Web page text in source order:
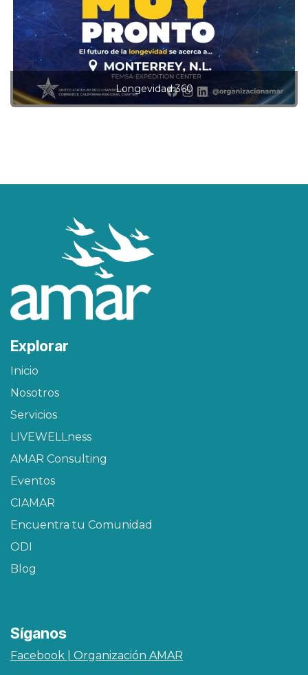
Longevidad 360
Explorar
Inicio
Nosotros
Servicios
LIVEWELLness
AMAR Consulting
Eventos
CIAMAR​
Encuentra tu Comunidad
ODI
Blog
Síganos
Facebook | Organización AMAR